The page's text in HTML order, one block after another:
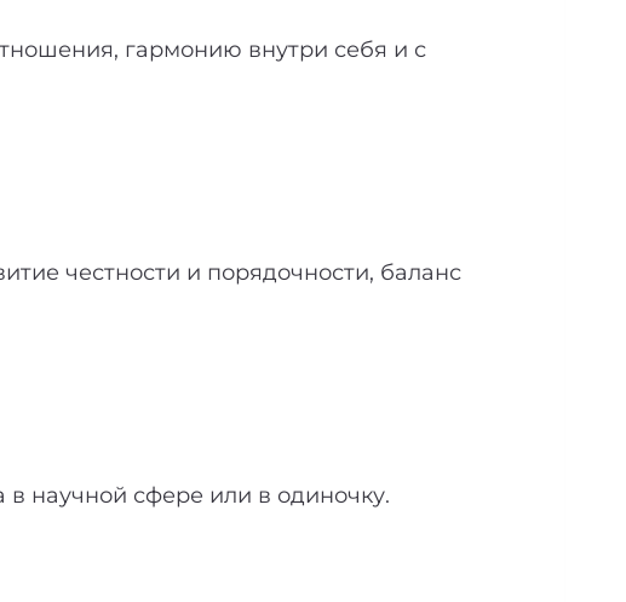
гармонию внутри себя и с
честности и порядочности, баланс
в научной сфере или в одиночку.